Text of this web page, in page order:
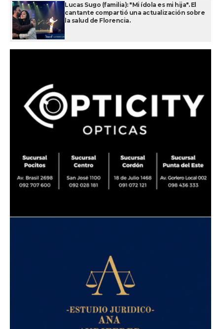
Lucas Sugo (familia): "Mi ídola es mi hija". El
cantante compartió una actualización sobre
la salud de Florencia.